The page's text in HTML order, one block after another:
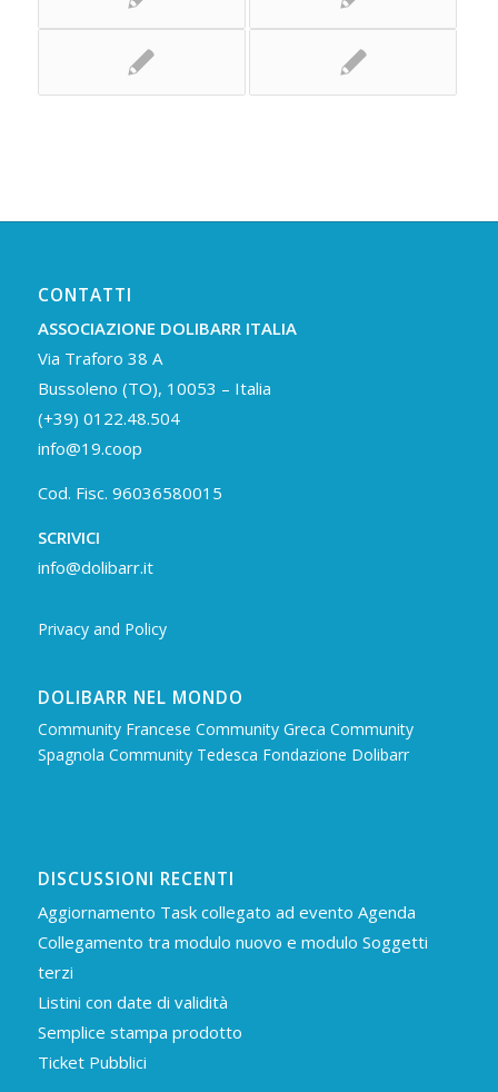
CONTATTI
ASSOCIAZIONE DOLIBARR ITALIA
Via Traforo 38 A
Bussoleno (TO), 10053 – Italia
(+39) 0122.48.504
info@19.coop
Cod. Fisc. 96036580015
SCRIVICI
info@dolibarr.it
Privacy and Policy
DOLIBARR NEL MONDO
Community Francese Community Greca Community
Spagnola Community Tedesca Fondazione Dolibarr
DISCUSSIONI RECENTI
Aggiornamento Task collegato ad evento Agenda
Collegamento tra modulo nuovo e modulo Soggetti
terzi
Listini con date di validità
Semplice stampa prodotto
Ticket Pubblici